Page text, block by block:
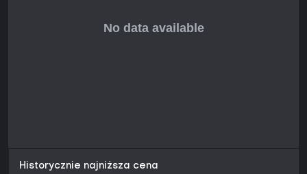
Historycznie najniższa cena